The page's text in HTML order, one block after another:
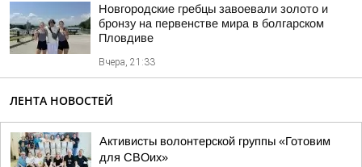
Новгородские гребцы завоевали золото и
бронзу на первенстве мира в болгарском
Пловдиве
Вчера, 21:33
ЛЕНТА НОВОСТЕЙ
Активисты волонтерской группы «Готовим
для СВОих»